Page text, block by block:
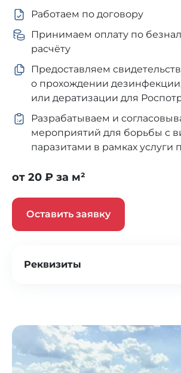
Работаем по договору
Принимаем оплату по
расчёту
Предоставляем
о прохождении
или дератизации для
Разрабатываем и
мероприятий для борьбы с
паразитами в рамках услуги
от 20 ₽ за м²
Оставить заявку
Реквизиты
Адрес